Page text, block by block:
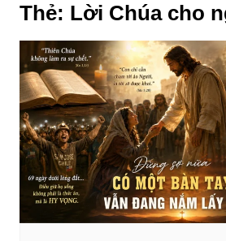
Thẻ: Lời Chúa cho